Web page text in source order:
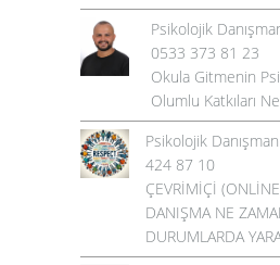
Psikolojik
0533 373 81 23
Okula Gitmenin
Olumlu Katkıları
Psikolojik
424 87 10
ÇEVRİMİÇİ
DANIŞMA NE
DURUMLARDA